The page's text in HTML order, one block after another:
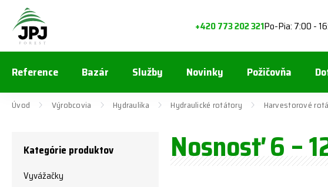
+420 773 202 321Po-Pia: 7:00 -
Reference Bazár Služby Novinky Požičovňa
Úvod Výrobcovia Hydraulika Hydraulické rotátory Harvestorové
Kategórie produktov
Vyvážačky
Nosnosť 6 –